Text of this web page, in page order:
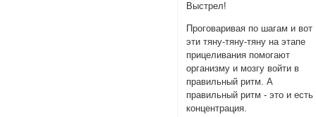
Выстрел!
Проговаривая по шагам и вот
эти тяну-тяну-тяну на этапе
прицеливания помогают
организму и мозгу войти в
правильный ритм. А
правильный ритм - это и есть
концентрация.